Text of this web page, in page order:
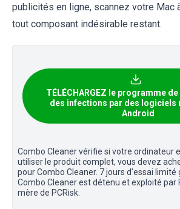
publicités en ligne, scannez votre Mac
tout composant indésirable restant.
TÉLÉCHARGEZ le programme
des infections par des logiciels
Android
Combo Cleaner vérifie si votre ordinateur
utiliser le produit complet, vous devez
pour Combo Cleaner. 7 jours d’essai limité
Combo Cleaner est détenu et exploité par
mère de PCRisk.